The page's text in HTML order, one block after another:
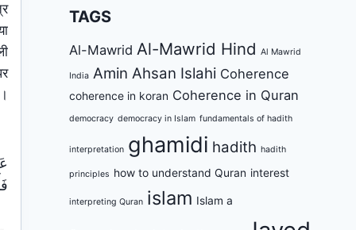
TAGS
Al-Mawrid Al-Mawrid Hind Al Mawrid
India Amin Ahsan Islahi Coherence
coherence in koran Coherence in Quran
democracy democracy in Islam fundamentals of hadith
interpretation ghamidi hadith hadith
principles how to understand Quran interest
interpreting Quran islam Islam a